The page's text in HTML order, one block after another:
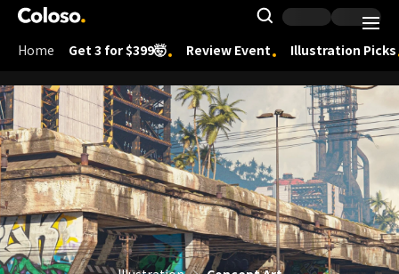
Coloso.
Search
Coloso Menu
Home Get 3 for $399🤯 Review Event Illustration Picks